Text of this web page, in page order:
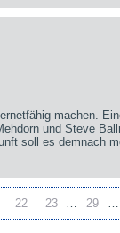
machen.
und Steve
soll es demnach
22 23 29